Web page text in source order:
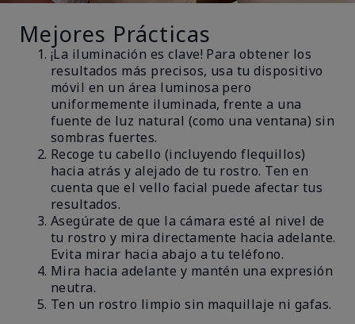
Mejores Prácticas
¡La iluminación es clave! Para obtener los
resultados más precisos, usa tu dispositivo
móvil en un área luminosa pero
uniformemente iluminada, frente a una
fuente de luz natural (como una ventana) sin
sombras fuertes.
Recoge tu cabello (incluyendo flequillos)
hacia atrás y alejado de tu rostro. Ten en
cuenta que el vello facial puede afectar tus
resultados.
Asegúrate de que la cámara esté al nivel de
tu rostro y mira directamente hacia adelante.
Evita mirar hacia abajo a tu teléfono.
Mira hacia adelante y mantén una expresión
neutra.
Ten un rostro limpio sin maquillaje ni gafas.